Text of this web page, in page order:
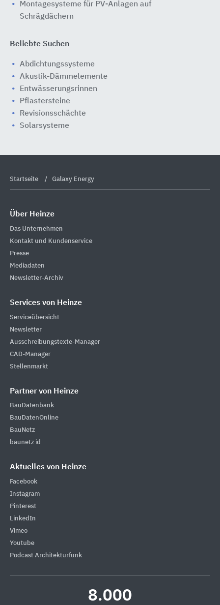
Montagesysteme für PV-Anlagen auf
Schrägdächern
Beliebte Suchen
Abdichtungssysteme
Akustik-Dämmelemente
Entwässerungsrinnen
Pflastersteine
Revisionsschächte
Solarsysteme
Startseite Galaxy Energy
Über Heinze
Das Unternehmen
Kontakt und Kundenservice
Presse
Mediadaten
Newsletter-Archiv
Services von Heinze
Serviceübersicht
Newsletter
Ausschreibungstexte-Manager
CAD-Manager
Stellenmarkt
Partner von Heinze
BauDatenbank
BauDatenOnline
BauNetz
baunetz id
Aktuelles von Heinze
Facebook
Instagram
Pinterest
LinkedIn
Vimeo
Youtube
Podcast Architekturfunk
8.000